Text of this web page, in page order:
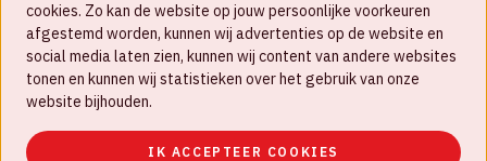
Werken bij
Disclaimer
cookies. Zo kan de website op jouw persoonlijke voorkeuren
afgestemd worden, kunnen wij advertenties op de website en
social media laten zien, kunnen wij content van andere websites
tonen en kunnen wij statistieken over het gebruik van onze
website bijhouden.
IK ACCEPTEER COOKIES